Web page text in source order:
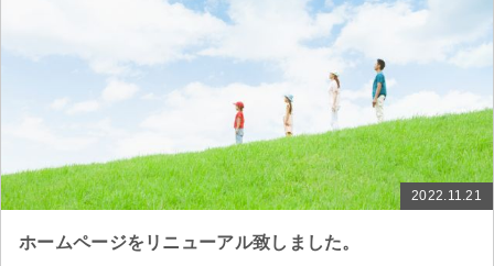
2022.11.21
ホームページをリニューアル致しました。